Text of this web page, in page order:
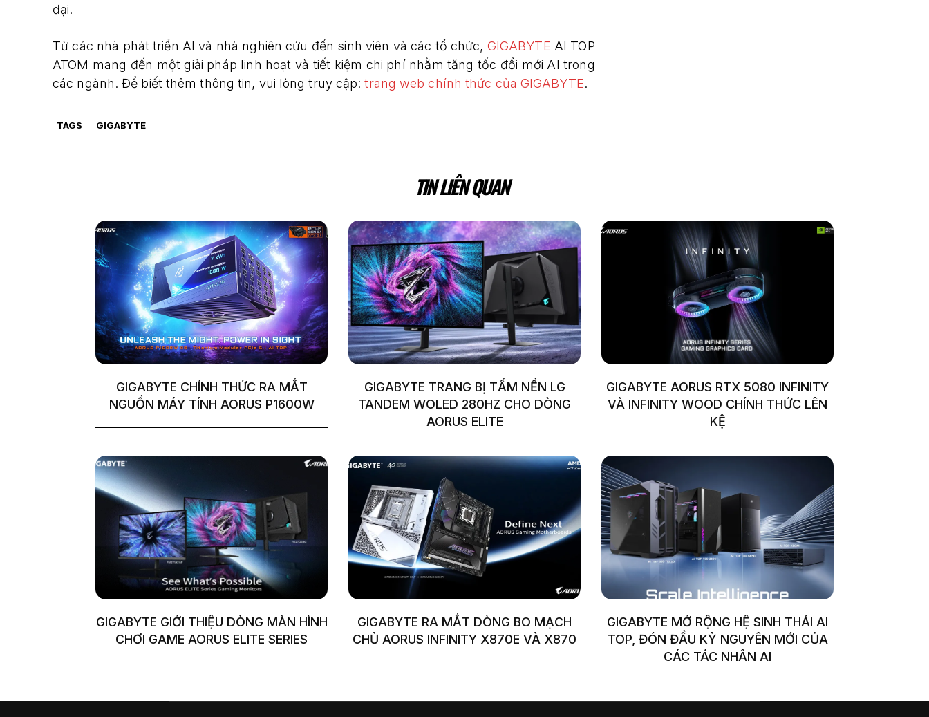
đại.
Từ các nhà phát triển AI và nhà nghiên cứu đến sinh viên và các tổ chức, GIGABYTE AI TOP
ATOM mang đến một giải pháp linh hoạt và tiết kiệm chi phí nhằm tăng tốc đổi mới AI trong
các ngành. Để biết thêm thông tin, vui lòng truy cập:trang web chính thức của GIGABYTE.
TAGS GIGABYTE
TIN LIÊN QUAN
GIGABYTE CHÍNH THỨC RA MẮT
NGUỒN MÁY TÍNH AORUS P1600W
GIGABYTE TRANG BỊ TẤM NỀN LG
TANDEM WOLED 280HZ CHO DÒNG
AORUS ELITE
GIGABYTE AORUS RTX 5080 INFINITY
VÀ INFINITY WOOD CHÍNH THỨC LÊN
KỆ
GIGABYTE GIỚI THIỆU DÒNG MÀN HÌNH
CHƠI GAME AORUS ELITE SERIES
GIGABYTE RA MẮT DÒNG BO MẠCH
CHỦ AORUS INFINITY X870E VÀ X870
GIGABYTE MỞ RỘNG HỆ SINH THÁI AI
TOP, ĐÓN ĐẦU KỶ NGUYÊN MỚI CỦA
CÁC TÁC NHÂN AI